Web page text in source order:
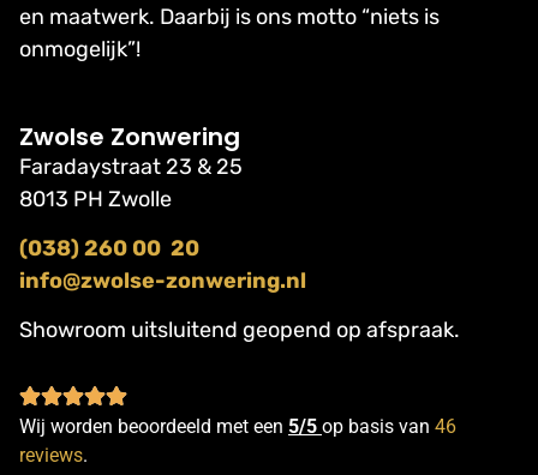
en maatwerk. Daarbij is ons motto “niets is
onmogelijk”!
Zwolse Zonwering
Faradaystraat 23 & 25
8013 PH Zwolle
(038) 260 00 20
info@zwolse-zonwering.nl
Showroom uitsluitend geopend op afspraak.
Wij worden beoordeeld met een 5/5 op basis van 46
reviews.